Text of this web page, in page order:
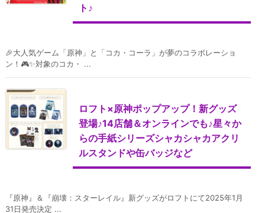
ト♪
🎉大人気ゲーム「原神」と「コカ・コーラ」が夢のコラボレーショ
ン！🎮✨対象のコカ・ ...
ロフト×原神ポップアップ！新グッズ
登場♪14店舗＆オンラインでも♪星々か
らの手紙シリーズシャカシャカアクリ
ルスタンドや缶バッジなど
『原神』＆『崩壊：スターレイル』新グッズがロフトにて2025年1月
31日発売決定 ...